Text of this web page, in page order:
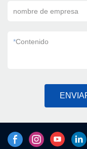
nombre de empresa
*Contenido